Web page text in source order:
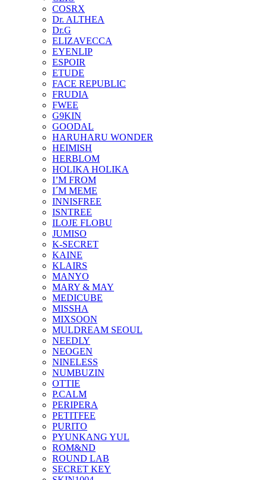
COSRX
Dr. ALTHEA
Dr.G
ELIZAVECCA
EYENLIP
ESPOIR
ETUDE
FACE REPUBLIC
FRUDIA
FWEE
G9KIN
GOODAL
HARUHARU WONDER
HEIMISH
HERBLOM
HOLIKA HOLIKA
I’M FROM
I´M MEME
INNISFREE
ISNTREE
ILOJE FLOBU
JUMISO
K-SECRET
KAINE
KLAIRS
MANYO
MARY & MAY
MEDICUBE
MISSHA
MIXSOON
MULDREAM SEOUL
NEEDLY
NEOGEN
NINELESS
NUMBUZIN
OTTIE
P.CALM
PERIPERA
PETITFEE
PURITO
PYUNKANG YUL
ROM&ND
ROUND LAB
SECRET KEY